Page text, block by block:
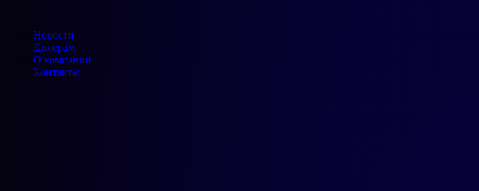
Новости
Дилерам
О компании
Контакты